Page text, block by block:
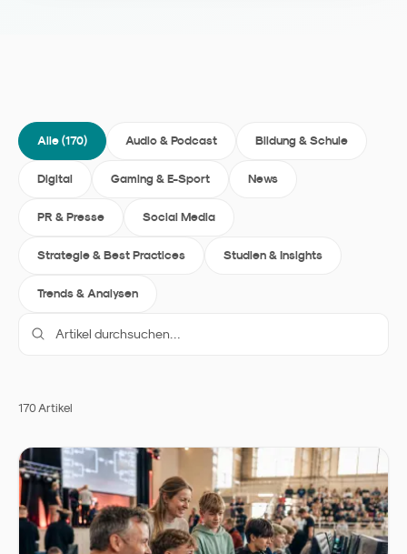
Alle (170) Audio & Podcast Bildung & Schule
Digital Gaming & E-Sport News
PR & Presse Social Media
Strategie & Best Practices Studien & Insights
Trends & Analysen
170 Artikel